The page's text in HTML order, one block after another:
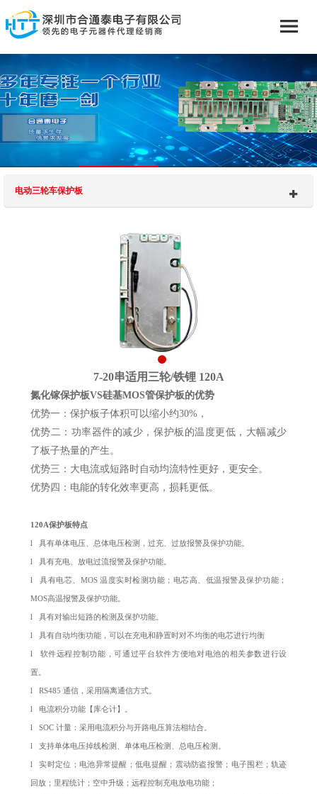
电动三轮车保护板
7-20串适用三轮/铁锂 120A
氮化镓保护板VS硅基MOS管保护板的优势
优势一：保护板子体积可以缩小约30%，
优势二：功率器件的减少，保护板的温度更低，大幅减少
了板子热量的产生。
优势三：大电流或短路时自动均流特性更好，更安全。
优势四：电能的转化效率更高，损耗更低。
120A保护板特点
l 具有单体电压、总体电压检测，过充、过放报警及保护功能。
l 具有充电、放电过流报警及保护功能。
l 具有电芯、MOS 温度实时检测功能；电芯高、低温报警及保护功能；
MOS高温报警及保护功能。
l 具有对输出短路的检测及保护功能。
l 具有自动均衡功能，可以在充电和静置时对不均衡的电芯进行均衡
l 软件远程控制功能，可通过平台软件方便地对电池的相关参数进行设
置。
l RS485 通信，采用隔离通信方式。
l 电流积分功能【库仑计】。
l SOC 计量：采用电流积分与开路电压算法相结合。
l 支持单体电压掉线检测、单体电压检测、总电压检测。
l 实时定位；电池异常提醒；低电提醒；震动防盗报警；电子围栏；轨迹
回放；里程统计；空中升级；远程控制充电放电功能；